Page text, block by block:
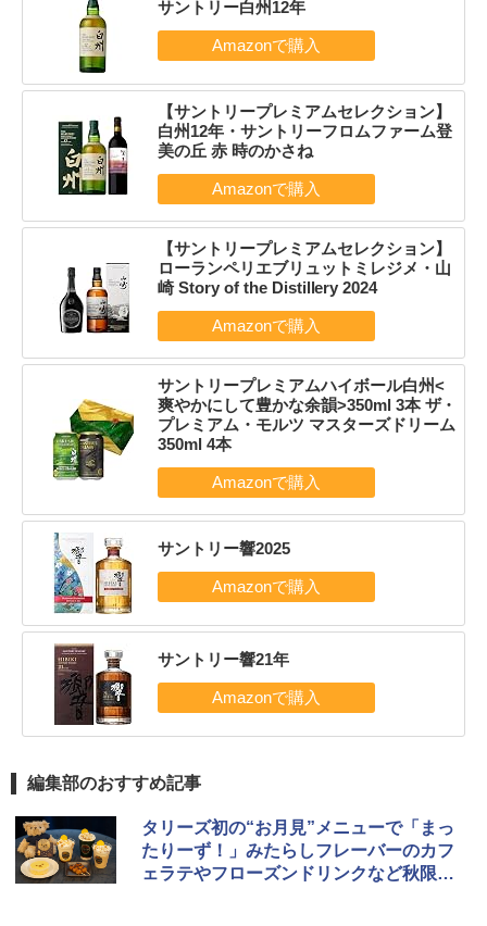
サントリー白州12年
【サントリープレミアムセレクション】
白州12年・サントリーフロムファーム登
美の丘 赤 時のかさね
【サントリープレミアムセレクション】
ローランペリエブリュットミレジメ・山
崎 Story of the Distillery 2024
サントリープレミアムハイボール白州<
爽やかにして豊かな余韻>350ml 3本 ザ・
プレミアム・モルツ マスターズドリーム
350ml 4本
サントリー響2025
サントリー響21年
編集部のおすすめ記事
タリーズ初の“お月見”メニューで「まっ
たりーず！」みたらしフレーバーのカフ
ェラテやフローズンドリンクなど秋限定